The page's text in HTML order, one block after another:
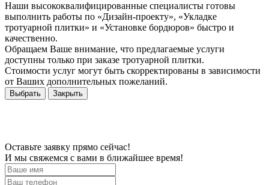
Наши высококвалифицированные специалисты готовы
выполнить работы по «Дизайн-проекту», «Укладке
тротуарной плитки» и «Установке бордюров» быстро и
качественно.
Обращаем Ваше внимание, что предлагаемые услуги
доступны только при заказе тротуарной плитки.
Стоимости услуг могут быть скорректированы в зависимости
от Ваших дополнительных пожеланий.
Выбрать Закрыть
Оставьте заявку прямо сейчас!
И мы свяжемся с вами в ближайшее время!